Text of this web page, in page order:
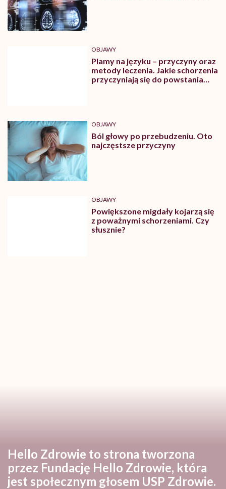
OBJAWY
Plamy na języku – przyczyny oraz
metody leczenia. Jakie schorzenia
przyczyniają się do powstania
OBJAWY
Ból głowy po przebudzeniu. Oto
najczęstsze przyczyny
OBJAWY
Powiększone migdały kojarzą się
z poważnymi schorzeniami. Czy
słusznie?
Hello Zdrowie to strona tworzona
przez Fundację Hello Zdrowie, która
jest społecznym głosem USP Zdrowie.